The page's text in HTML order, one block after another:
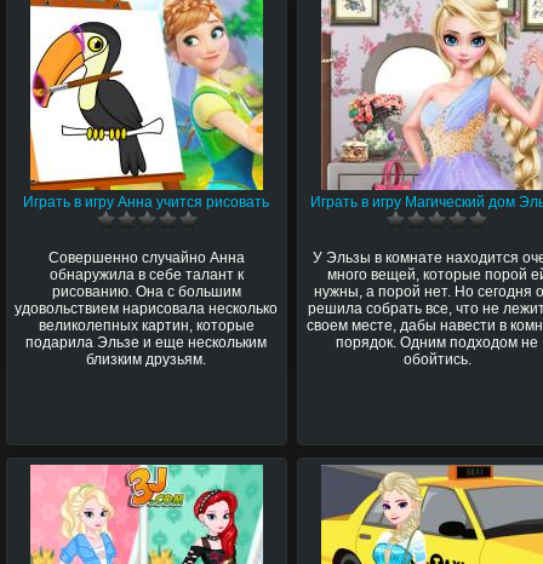
Играть в игру Анна учится рисовать
Совершенно случайно Анна
обнаружила в себе талант к
рисованию. Она с большим
удовольствием нарисовала несколько
великолепных картин, которые
подарила Эльзе и еще нескольким
близким друзьям.
Играть в игру Магический дом
У Эльзы в комнате находится
много вещей, которые порой
нужны, а порой нет. Но сегодня
решила собрать все, что не
своем месте, дабы навести в
порядок. Одним подходом не
обойтись.